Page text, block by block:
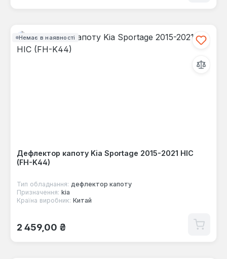
Немає в наявності
Дефлектор капоту Kia Sportage 2015-2021 HIC
(FH-K44)
Тип обладнання: дефлектор капоту
Призначення: kia
Країна виробник: Китай
Звичайна ціна:
2 459,00 ₴